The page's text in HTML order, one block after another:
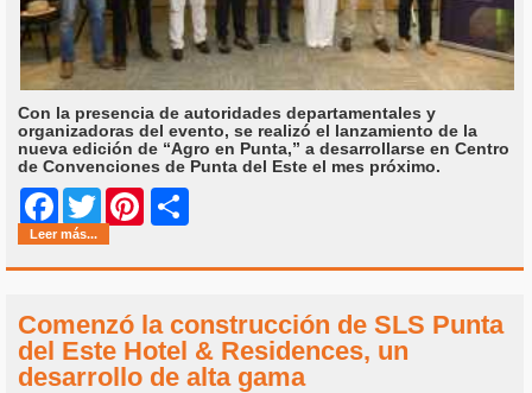
Con la presencia de autoridades departamentales y
organizadoras del evento, se realizó el lanzamiento de la
nueva edición de “Agro en Punta,” a desarrollarse en Centro
de Convenciones de Punta del Este el mes próximo.
Facebook
Twitter Pinterest
Leer más...
Comenzó la construcción de SLS Punta
del Este Hotel & Residences, un
desarrollo de alta gama